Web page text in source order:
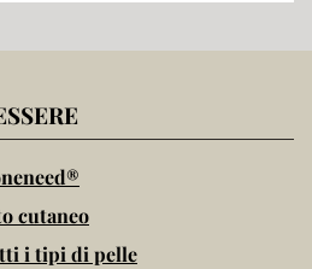
cutaneo
i tipi di pelle